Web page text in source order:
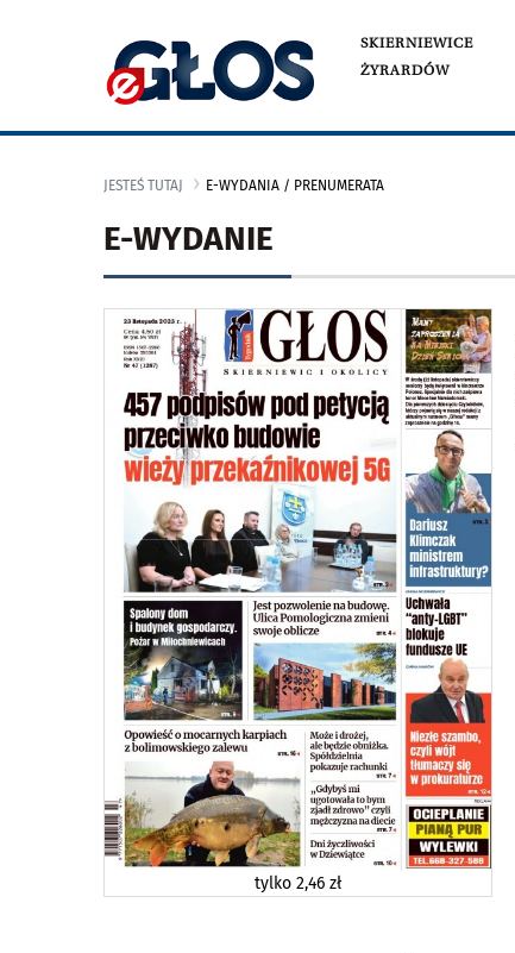
SKIERNIEWICE
ŻYRARDÓW
JESTEŚ TUTAJ E-WYDANIA / PRENUMERATA
E-WYDANIE
tylko 2,46 zł